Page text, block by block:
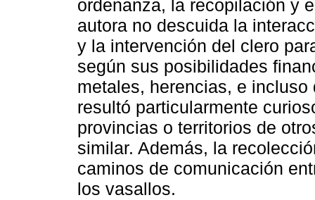
ordenanza, la recopilación y
autora no descuida la
y la intervención del clero
según sus posibilidades
metales, herencias, e
resultó particularmente
provincias o territorios de
similar. Además, la
caminos de comunicación
los vasallos.